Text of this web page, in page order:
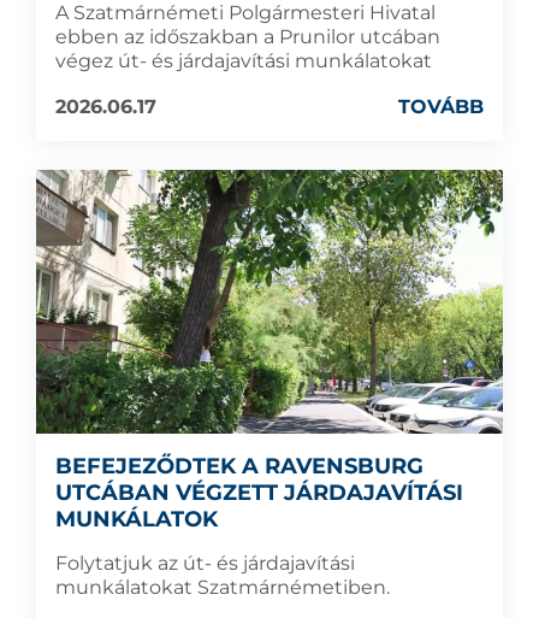
A Szatmárnémeti Polgármesteri Hivatal
ebben az időszakban a Prunilor utcában
végez út- és járdajavítási munkálatokat
2026.06.17
TOVÁBB
BEFEJEZŐDTEK A RAVENSBURG
UTCÁBAN VÉGZETT JÁRDAJAVÍTÁSI
MUNKÁLATOK
Folytatjuk az út- és járdajavítási
munkálatokat Szatmárnémetiben.